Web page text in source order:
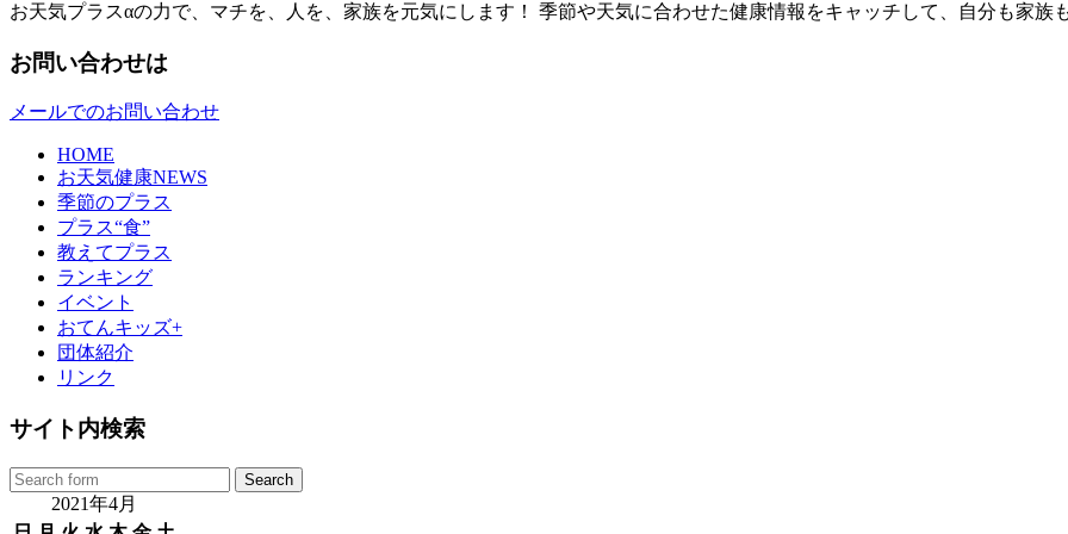
お天気プラスαの力で、マチを、人を、家族を元気にします！ 季節や天気に合わせた健康情報をキャッチして、自分も家族
お問い合わせは
メールでのお問い合わせ
HOME
お天気健康NEWS
季節のプラス
プラス“食”
教えてプラス
ランキング
イベント
おてんキッズ+
団体紹介
リンク
サイト内検索
2021年4月